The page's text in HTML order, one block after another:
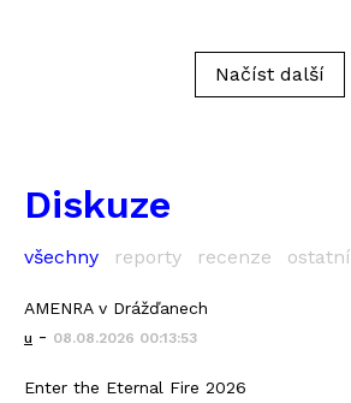
Načíst další
Diskuze
všechny reporty recenze ostatní
AMENRA v Drážďanech
u - 08.08.2026 00:13:53
Enter the Eternal Fire 2026